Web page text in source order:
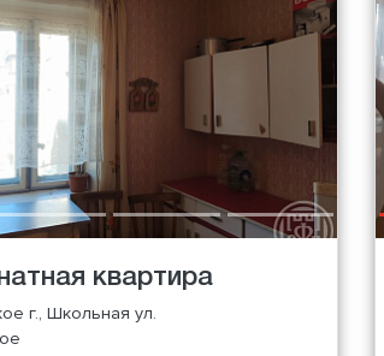
квартира
г., Школьная ул.